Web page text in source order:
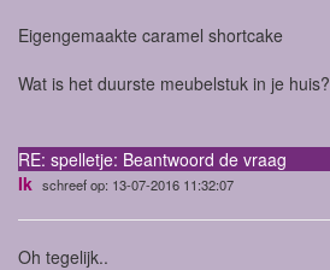
Eigengemaakte caramel shortcake
Wat is het duurste meubelstuk in je huis?
RE: spelletje: Beantwoord de vraag
Ik schreef op: 13-07-2016 11:32:07
Oh tegelijk..